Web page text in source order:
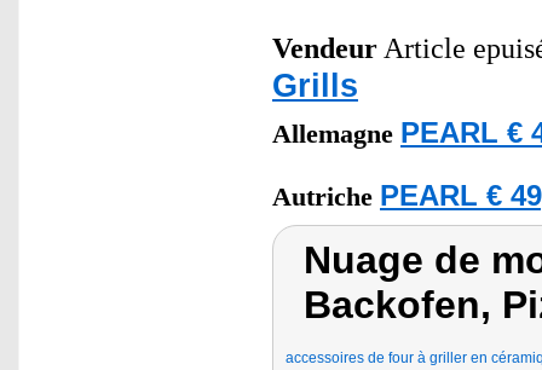
Vendeur Article
Grills
Allemagne PEARL €
Autriche PEARL €
Nuage de
Backofen,
accessoires de four à griller en